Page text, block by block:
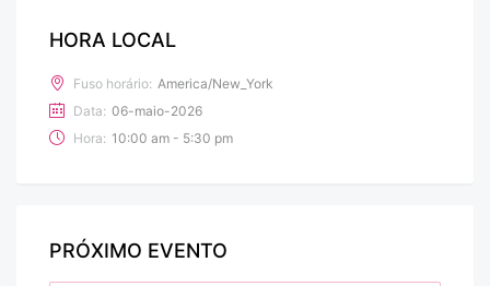
HORA LOCAL
Fuso horário: America/New_York
Data: 06-maio-2026
Hora: 10:00 am - 5:30 pm
PRÓXIMO EVENTO